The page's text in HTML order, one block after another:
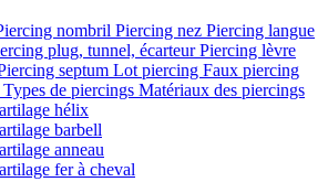
nombril Piercing nez Piercing langue
plug, tunnel, écarteurPiercing lèvre
septum Lot piercing Faux piercing
Types de piercings Matériaux des piercings
hélix
barbell
anneau
fer à cheval